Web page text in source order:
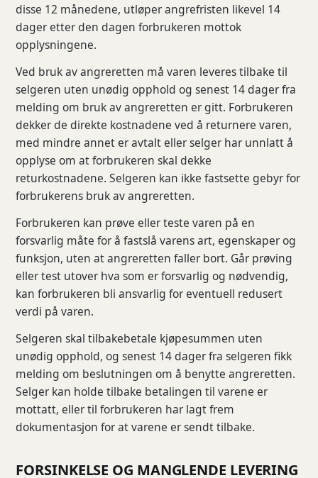
disse 12 månedene, utløper angrefristen likevel 14
dager etter den dagen forbrukeren mottok
opplysningene.
Ved bruk av angreretten må varen leveres tilbake til
selgeren uten unødig opphold og senest 14 dager fra
melding om bruk av angreretten er gitt. Forbrukeren
dekker de direkte kostnadene ved å returnere varen,
med mindre annet er avtalt eller selger har unnlatt å
opplyse om at forbrukeren skal dekke
returkostnadene. Selgeren kan ikke fastsette gebyr for
forbrukerens bruk av angreretten.
Forbrukeren kan prøve eller teste varen på en
forsvarlig måte for å fastslå varens art, egenskaper og
funksjon, uten at angreretten faller bort. Går prøving
eller test utover hva som er forsvarlig og nødvendig,
kan forbrukeren bli ansvarlig for eventuell redusert
verdi på varen.
Selgeren skal tilbakebetale kjøpesummen uten
unødig opphold, og senest 14 dager fra selgeren fikk
melding om beslutningen om å benytte angreretten.
Selger kan holde tilbake betalingen til varene er
mottatt, eller til forbrukeren har lagt frem
dokumentasjon for at varene er sendt tilbake.
FORSINKELSE OG MANGLENDE LEVERING